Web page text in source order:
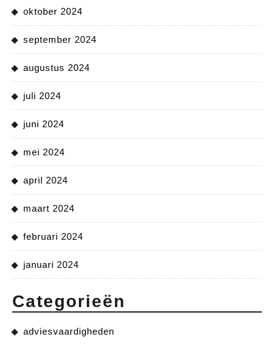
oktober 2024
september 2024
augustus 2024
juli 2024
juni 2024
mei 2024
april 2024
maart 2024
februari 2024
januari 2024
Categorieën
adviesvaardigheden